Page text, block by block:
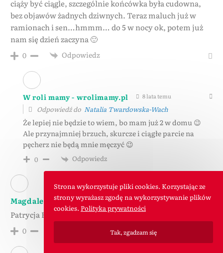
ciąży być ciągle, szczególnie końcówka była cudowna,
bez objawów żadnych dziwnych. Teraz maluch już w
ramionach i sen…hmmm… do 5 w nocy ok, potem już
nam się dzień zaczyna 🙂
0 Odpowiedz
W roli mamy - wrolimamy.pl 8 lata temu
Odpowiedź do Natalia Twardowska-Wach
Że lepiej nie będzie to wiem, bo mam już 2 w domu 😉
Ale przynajmniej brzuch, skurcze i ciągłe parcie na
pęcherz nie będą mnie męczyć 😉
0 Odpowiedz
Magdalena Rozanska 8 lata temu
Patrycja Barłóg
0
Strona wykorzystuje pliki cookies. Korzystając ze
strony wyrażasz zgodę na wykorzystywanie plików
cookies. Polityka prywatności
Tak, zgadzam się